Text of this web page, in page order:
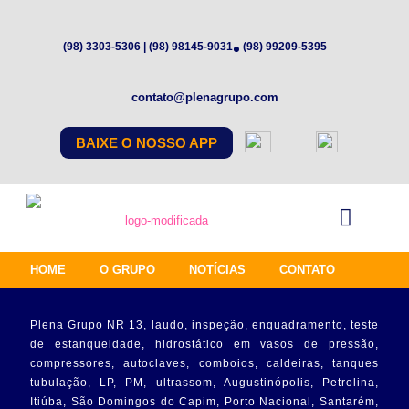
(98) 3303-5306 | (98) 98145-9031 (98) 99209-5395
contato@plenagrupo.com
BAIXE O NOSSO APP
HOME O GRUPO NOTÍCIAS CONTATO
Plena Grupo NR 13, laudo, inspeção, enquadramento, teste
de estanqueidade, hidrostático em vasos de pressão,
compressores, autoclaves, comboios, caldeiras, tanques
tubulação, LP, PM, ultrassom, Augustinópolis, Petrolina,
Itiúba, São Domingos do Capim, Porto Nacional, Santarém,